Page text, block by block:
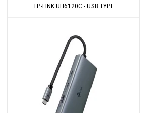
TP-LINK UH6120C - USB TYPE